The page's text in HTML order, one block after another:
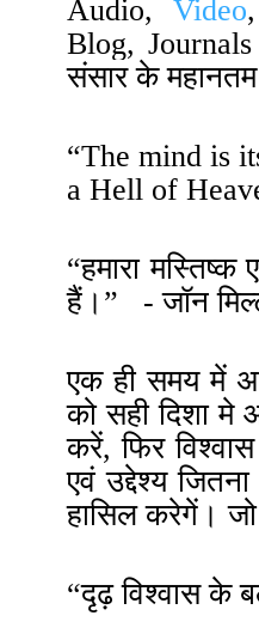
Audio,Video
Blog,
संसार के महानतम
“The mind is
a Hell of
“हमारा
हैं । ” - जॉन
एक ही समय में
को सही दिशा
करें, फिर
एवं उद्देश्य
हासिल करेगें ।
“दृढ़ विश्वास के